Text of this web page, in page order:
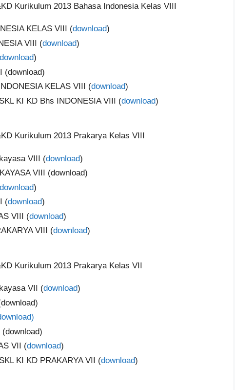
Kurikulum 2013 Bahasa Indonesia Kelas VIII
KELAS VIII (download)
VIII (download)
)
(download)
KELAS VIII (download)
KI KD Bhs INDONESIA VIII (download)
Kurikulum 2013 Prakarya Kelas VIII
VIII (download)
VIII (download)
)
(download)
VIII (download)
VIII (download)
Kurikulum 2013 Prakarya Kelas VII
VII (download)
VII (download)
KI KD PRAKARYA VII (download)